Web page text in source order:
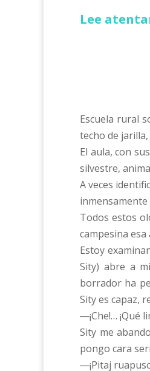
Lee
Escuela rural
techo de
El aula, con
silvestre,
A veces
Todos estos
campesina
Estoy
Sity) abre a
borrador ha
Sity es capaz,
―¡Che!… ¡Qué
Sity me
pongo cara
―¡Pitaj